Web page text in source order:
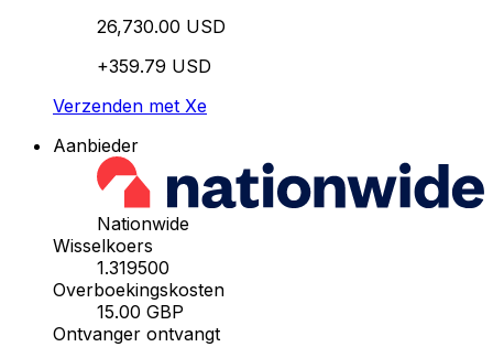
26,730.00 USD
+359.79 USD
Verzenden met Xe
Aanbieder
Nationwide
Wisselkoers
1.319500
Overboekingskosten
15.00 GBP
Ontvanger ontvangt